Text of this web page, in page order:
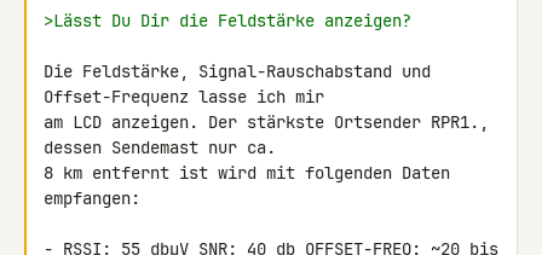
>Lässt Du Dir die Feldstärke anzeigen?
Die Feldstärke, Signal-Rauschabstand und
Offset-Frequenz lasse ich mir
am LCD anzeigen. Der stärkste Ortsender RPR1.,
dessen Sendemast nur ca.
8 km entfernt ist wird mit folgenden Daten
empfangen:
- RSSI: 55 dbµV SNR: 40 db OFFSET-FREQ: ~20 bis